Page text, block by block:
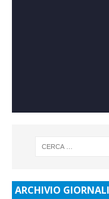
ARCHIVIO GIORNALI